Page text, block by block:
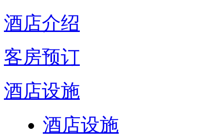
酒店介绍
客房预订
酒店设施
酒店设施